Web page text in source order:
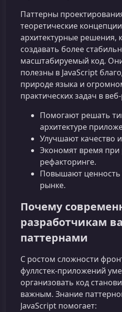
Паттерны
теоретические
архитектурные решения,
создавать более
масштабируемый код.
полезны в JavaScript
природе языка и
практических задач в
Помогают решать
архитектуре
Улучшают качество и
Экономят время при
рефакторинге.
Повышают ценность
рынке.
Почему
разработчикам
паттернами
С ростом сложности
фуллстек‑приложений
организовать код
важным. Знание
JavaScript помогает: